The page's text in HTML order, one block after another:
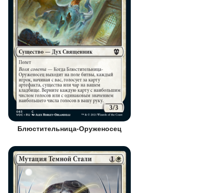
Блюстительница-Оруженосец